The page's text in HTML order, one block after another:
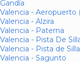
Gandía
Valencia - Aeropuerto
Valencia - Alzira
Valencia - Paterna
Valencia - Pista De
Valencia - Pista de
Valencia - Sagunto